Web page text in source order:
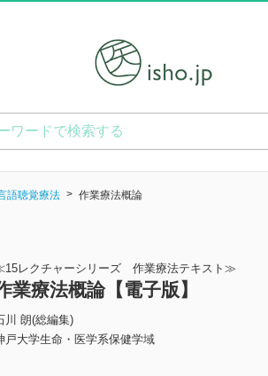
語聴覚療法 作業療法概論
レクチャーシリーズ 作業療法テキスト≫
業療法概論【電子版】
川 朗(総編集)
戸大学生命・医学系保健学域